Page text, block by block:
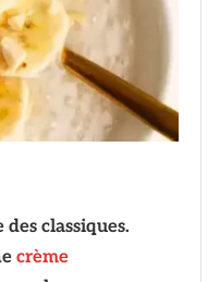
classiques.
crème